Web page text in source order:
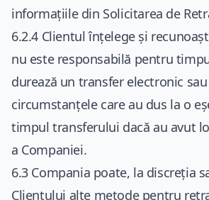
informațiile din Solicitarea de
6.2.4 Clientul înțelege și
nu este responsabilă pentru
durează un transfer electronic
circumstanțele care au dus la o
timpul transferului dacă au avut
a Companiei.
6.3 Compania poate, la discreția
Clientului alte metode pentru